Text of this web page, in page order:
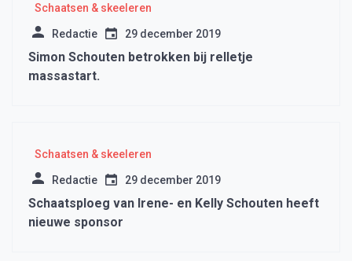
Schaatsen & skeeleren
Redactie 29 december 2019
Simon Schouten betrokken bij relletje
massastart.
Schaatsen & skeeleren
Redactie 29 december 2019
Schaatsploeg van Irene- en Kelly Schouten heeft
nieuwe sponsor